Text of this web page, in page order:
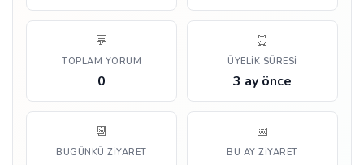
💬
TOPLAM YORUM
0
⏰
ÜYELIK SÜRESI
3 ay önce
📆
BUGÜNKÜ ZIYARET
📅
BU AY ZIYARET